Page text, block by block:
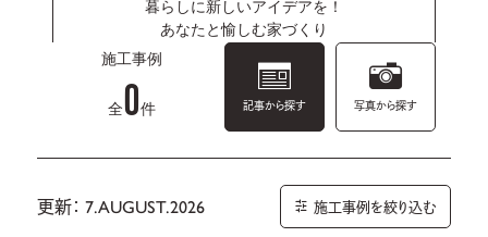
暮らしに新しいアイデアを！
あなたと愉しむ家づくり
施工事例
全0件 記事から探す 写真から探す
更新： 7.AUGUST.2026 施工事例を絞り込む